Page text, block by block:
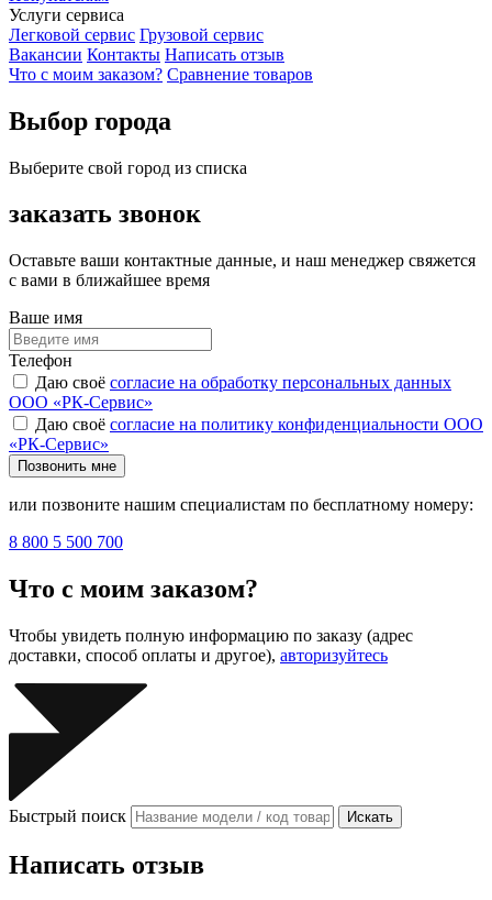
Услуги сервиса
Легковой сервис Грузовой сервис
Вакансии Контакты Написать отзыв
Что с моим заказом? Сравнение товаров
Выбор города
Выберите свой город из списка
заказать звонок
Оставьте ваши контактные данные, и наш менеджер свяжется
с вами в ближайшее время
Ваше имя
Телефон
Даю своё согласие на обработку персональных данных
ООО «РК-Сервис»
Даю своё согласие на политику конфиденциальности ООО
«РК-Сервис»
Позвонить мне
или позвоните нашим специалистам по бесплатному номеру:
8 800 5 500 700
Что с моим заказом?
Чтобы увидеть полную информацию по заказу (адрес
доставки, способ оплаты и другое), авторизуйтесь
Быстрый поиск Искать
Написать отзыв